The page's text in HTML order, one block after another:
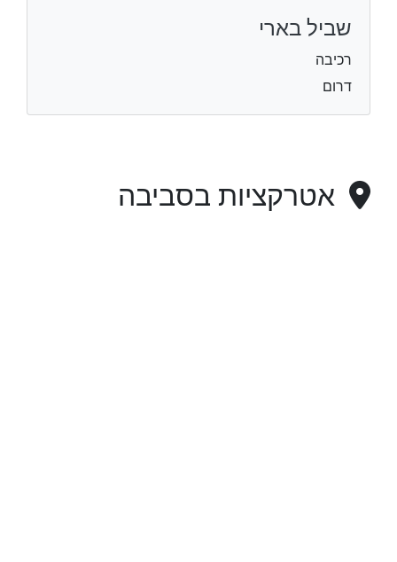
שביל בארי
רכיבה
דרום
אטרקציות בסביבה